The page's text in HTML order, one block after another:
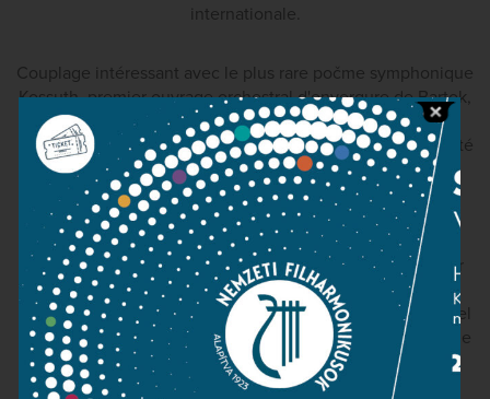
internationale.
Couplage intéressant avec le plus rare počme symphonique
Kossuth, premier ouvrage orchestral d'envergure de Bartok,
encore marqué par de nets restes d'influences post-
romantiques et en particulier straussiennes (Bartok avait été
bouleversé par l'audition d'Also sprach Zarathustra). Ici
encore c'est le savoir-faire de l'orchestre qui se révéle
déterminant, ainsi bien sur que son identité nationale
hongroise, indispensable pour bien défendre ce počme
symphonique aux racines magyares trčs fortes, conçu par
Bartok comme un véritable manifeste anti-autrichien. On
pourra enfin ranger le vieil enregistrement de György Lehel
au rayon des archives. Quant á la seule version idiomatique
récente de Kossuth, signée par Ivan Fischer á la tete de
l'autre grande phalange de Budapest (avec le Concerto